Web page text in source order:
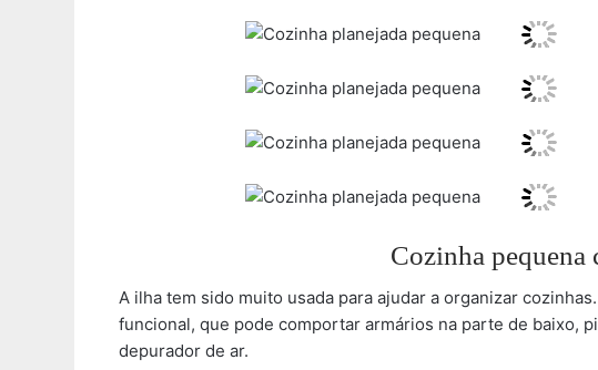
Cozinha pequena
A ilha tem sido muito usada para ajudar a organizar
funcional, que pode comportar armários na parte de baixo,
depurador de ar.